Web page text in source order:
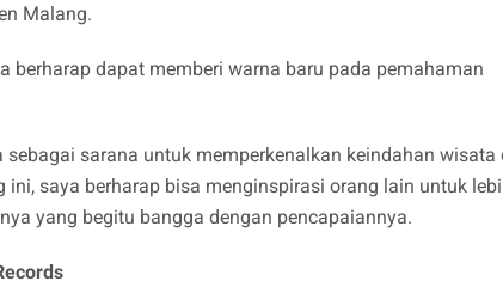
Malang.
berharap dapat memberi warna baru pada pemahaman
sarana untuk memperkenalkan keindahan wisata
saya berharap bisa menginspirasi orang lain untuk
yang begitu bangga dengan pencapaiannya.